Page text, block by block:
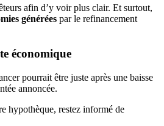
afin d’y voir plus clair. Et surtout,
générées par le refinancement
économique
pourrait être juste après une baisse
annoncée.
hypothèque, restez informé de